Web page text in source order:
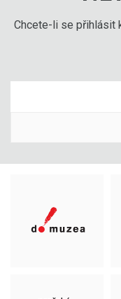
Chcete-li se přihlásit